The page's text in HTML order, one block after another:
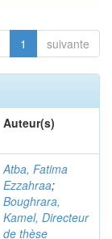
1 suivante
Auteur(s)
Atba, Fatima
Ezzahraa;
Boughrara,
Kamel, Directeur
de thèse